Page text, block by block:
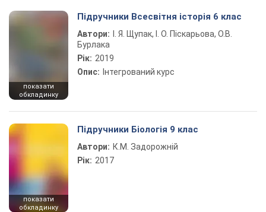
показати
обкладинку
Підручники Всесвітня історія 6 клас
Автори:
І. Я. Щупак, І. О. Піскарьова, О.В.
Бурлака
Рік: 2019
Опис: Інтегрований курс
показати
обкладинку
Підручники Біологія 9 клас
Автори: К.М. Задорожній
Рік: 2017